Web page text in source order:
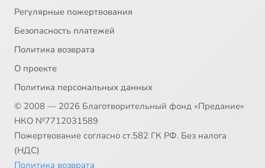
Регулярные пожертвования
Безопасность платежей
Политика возврата
О проекте
Политика персональных данных
© 2008 — 2026 Благотворительный фонд «Предание»
НКО №7712031589
Пожертвование согласно ст.582 ГК РФ. Без налога
(НДС)
Политика возврата